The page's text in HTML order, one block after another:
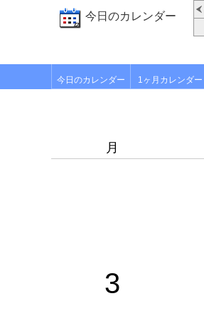
今日のカレンダー
今日のカレンダー 1ヶ月カレンダー
月
3